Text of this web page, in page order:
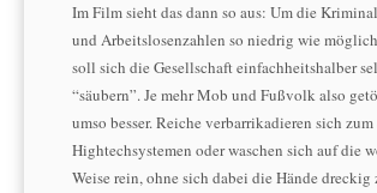
Im Film sieht das dann so aus: Um die
und Arbeitslosenzahlen so niedrig wie
soll sich die Gesellschaft ein­fach­heits­hal­ber
“säubern”. Je mehr Mob und Fußvolk also
umso besser. Reiche verbarrikadieren sich
Hightechsystemen oder waschen sich auf die
Weise rein, ohne sich dabei die Hände dreckig